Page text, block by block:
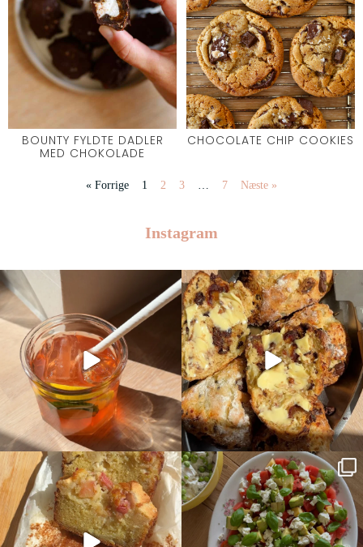
BOUNTY FYLDTE DADLER
MED CHOKOLADE
CHOCOLATE CHIP COOKIES
« Forrige 1 2 3 7 Næste »
Instagram